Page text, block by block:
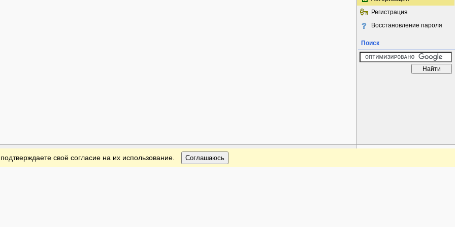
Регистрация
Восстановление пароля
Поиск
своё согласие на их использование. Соглашаюсь